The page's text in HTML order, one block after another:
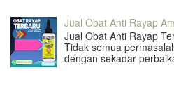
Jual Obat Anti Rayap
Jual Obat Anti Rayap
Tidak semua
dengan sekadar